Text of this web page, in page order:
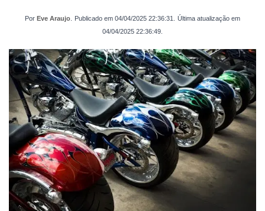
Por Eve Araujo Publicado em 04/04/2025 22:36:31
Última atualização em
04/04/2025 22:36:49